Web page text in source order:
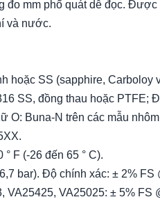
đo mm phổ quát dễ đọc. Được
và nước.
hoặc SS (sapphire, Carboloy
SS, đồng thau hoặc PTFE;
O: Buna-N trên các mẫu
° F (-26 đến 65 ° C).
bar). Độ chính xác: ± 2% FS
VA25025: ± 5% FS